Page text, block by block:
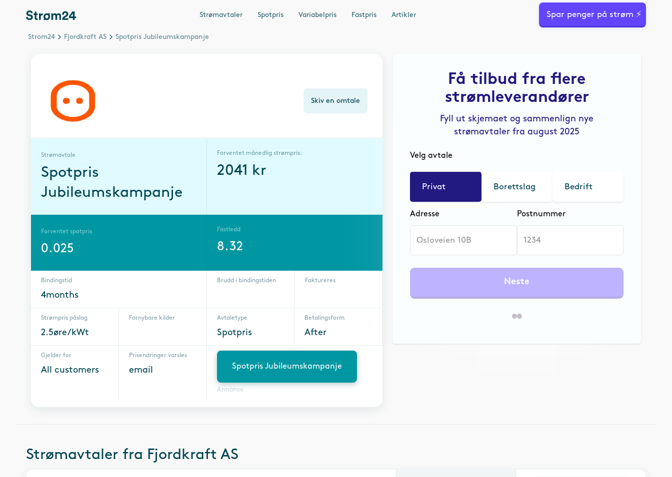
Strømavtaler Spotpris Variabelpris Fastpris Artikler Spar penger på strøm ⚡
Strom24 Fjordkraft AS Spotpris Jubileumskampanje
Skiv en omtale
Strømavtale
Spotpris
Jubileumskampanje
Forventet månedlig strømpris:
2041 kr
Forventet spotpris
0.025
Fastledd
8.32
Bindingstid
4months
Brudd i bindingstiden Faktureres
Strømpris påslag
2.5øre/kWt
Fornybare kilder Avtaletype
Spotpris
Betalingsform
After
Gjelder for
All customers
Prisendringer varsles
email Spotpris Jubileumskampanje
Annonse
Få tilbud fra flere
strømleverandører
Fyll ut skjemaet og sammenlign nye
strømavtaler fra august 2025
Velg avtale
Privat Borettslag Bedrift
Adresse Postnummer
Neste
Strømavtaler fra Fjordkraft AS